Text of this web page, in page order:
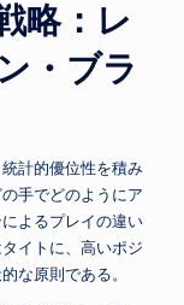
略：レ
・ブラ
計的優位性を積み
手でどのようにア
よるプレイの違い
イトに、高いポジ
な原則である。